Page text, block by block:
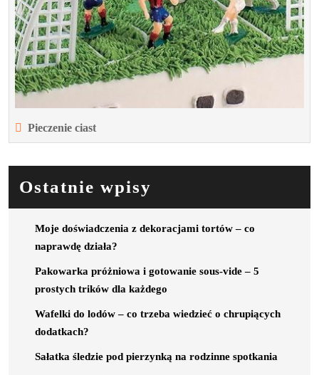
okazji
Pieczenie ciast
Ostatnie wpisy
Moje doświadczenia z dekoracjami tortów – co
naprawdę działa?
Pakowarka próżniowa i gotowanie sous-vide – 5
prostych trików dla każdego
Wafelki do lodów – co trzeba wiedzieć o chrupiących
dodatkach?
Sałatka śledzie pod pierzynką na rodzinne spotkania